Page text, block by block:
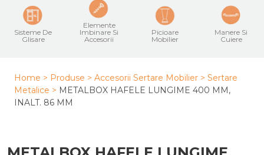
Sisteme De
Glisare
Elemente
Imbinare Si
Accesorii
Picioare
Mobilier
Manere Si
Cuiere
Home > Produse > Accesorii Sertare Mobilier > Sertare
Metalice > METALBOX HAFELE LUNGIME 400 MM,
INALT. 86 MM